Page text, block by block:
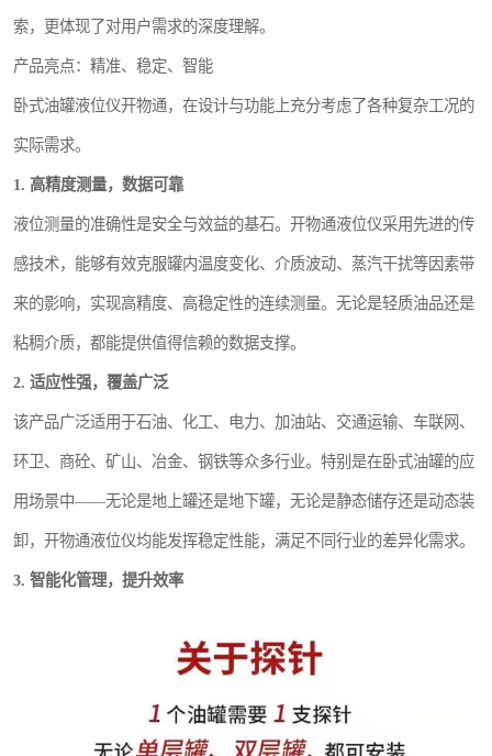
索，更体现了对用户需求的深度理解。
产品亮点：精准、稳定、智能
卧式油罐液位仪开物通，在设计与功能上充分考虑了各种复杂工况的
实际需求。
1. 高精度测量，数据可靠
液位测量的准确性是安全与效益的基石。开物通液位仪采用先进的传
感技术，能够有效克服罐内温度变化、介质波动、蒸汽干扰等因素带
来的影响，实现高精度、高稳定性的连续测量。无论是轻质油品还是
粘稠介质，都能提供值得信赖的数据支撑。
2. 适应性强，覆盖广泛
该产品广泛适用于石油、化工、电力、加油站、交通运输、车联网、
环卫、商砼、矿山、冶金、钢铁等众多行业。特别是在卧式油罐的应
用场景中——无论是地上罐还是地下罐，无论是静态储存还是动态装
卸，开物通液位仪均能发挥稳定性能，满足不同行业的差异化需求。
3. 智能化管理，提升效率